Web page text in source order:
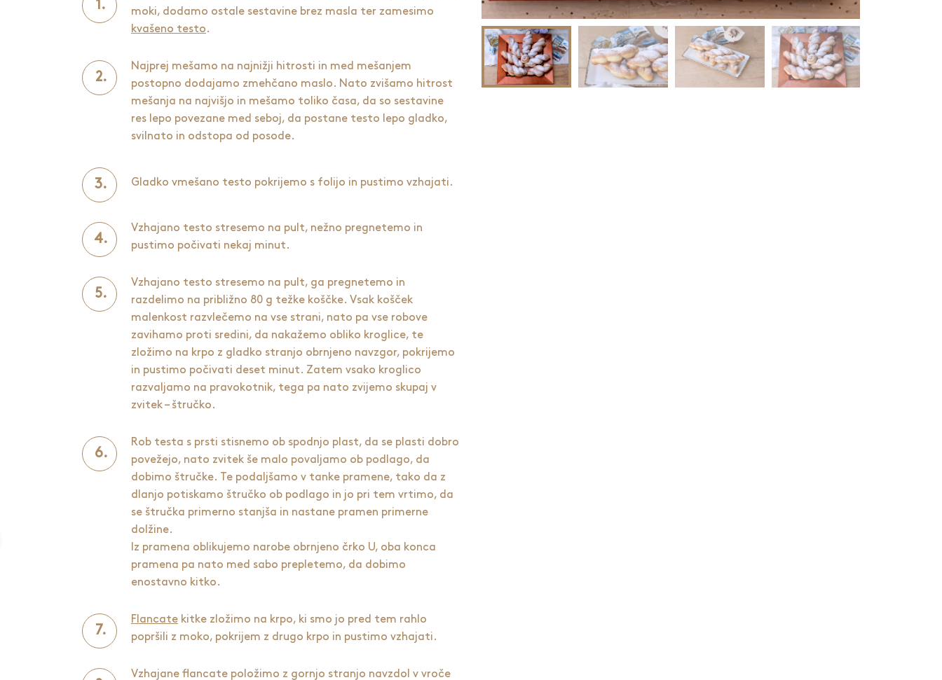
moki, dodamo ostale sestavine brez masla ter zamesimo
kvašeno testo .
Najprej mešamo na najnižji hitrosti in med mešanjem
postopno dodajamo zmehčano maslo. Nato zvišamo hitrost
mešanja na najvišjo in mešamo toliko časa, da so sestavine
res lepo povezane med seboj, da postane testo lepo gladko,
svilnato in odstopa od posode.
Gladko vmešano testo pokrijemo s folijo in pustimo vzhajati.
Vzhajano testo stresemo na pult, nežno pregnetemo in
pustimo počivati nekaj minut.
Vzhajano testo stresemo na pult, ga pregnetemo in
razdelimo na približno 80 g težke koščke. Vsak košček
malenkost razvlečemo na vse strani, nato pa vse robove
zavihamo proti sredini, da nakažemo obliko kroglice, te
zložimo na krpo z gladko stranjo obrnjeno navzgor, pokrijemo
in pustimo počivati deset minut. Zatem vsako kroglico
razvaljamo na pravokotnik, tega pa nato zvijemo skupaj v
zvitek – štručko.
Rob testa s prsti stisnemo ob spodnjo plast, da se plasti dobro
povežejo, nato zvitek še malo povaljamo ob podlago, da
dobimo štručke. Te podaljšamo v tanke pramene, tako da z
dlanjo potiskamo štručko ob podlago in jo pri tem vrtimo, da
se štručka primerno stanjša in nastane pramen primerne
dolžine.
Iz pramena oblikujemo narobe obrnjeno črko U, oba konca
pramena pa nato med sabo prepletemo, da dobimo
enostavno kitko.
Flancate kitke zložimo na krpo, ki smo jo pred tem rahlo
popršili z moko, pokrijem z drugo krpo in pustimo vzhajati.
Vzhajane flancate položimo z gornjo stranjo navzdol v vroče